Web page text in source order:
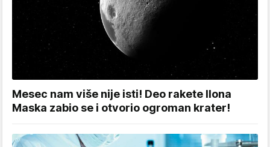
Mesec nam više nije isti! Deo rakete Ilona
Maska zabio se i otvorio ogroman krater!